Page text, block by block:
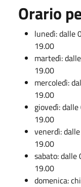
Orario
lunedì: dalle
19.00
martedì:
19.00
mercoledì:
19.00
giovedì:
19.00
venerdì:
19.00
sabato: dalle
19.00
domenica: